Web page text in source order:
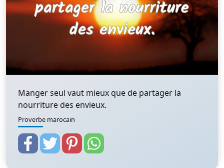
Manger seul vaut mieux que de partager la
nourriture des envieux.
Proverbe marocain